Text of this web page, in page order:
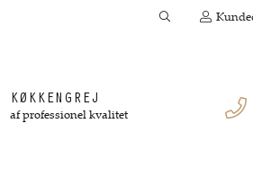
KØKKENGREJ
af professionel kvalitet